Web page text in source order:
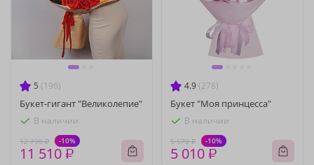
5 (196)
Букет-гигант "Великолепие"
В наличии
12 790 ₽ -10%
11 510 ₽
4.9 (278)
Букет "Моя принцесса"
В наличии
5 570 ₽ -10%
5 010 ₽